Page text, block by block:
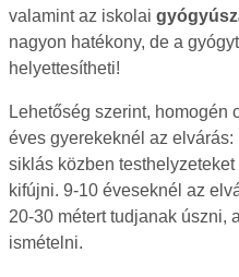
valamint az iskolai
nagyon hatékony, de a
helyettesítheti!
Lehetőség szerint, homogén
éves gyerekeknél az
siklás közben
kifújni. 9-10 éveseknél az
20-30 métert tudjanak úszni,
ismételni.